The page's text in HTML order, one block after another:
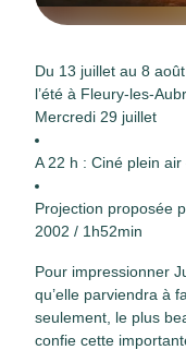
Du 13 juillet au 8
l’été à Fleury-les-
Mercredi 29 juillet
A 22 h : Ciné plein
Projection proposée
2002 / 1h52min
Pour impressionner
qu’elle parviendra à
seulement, le plus
confie cette